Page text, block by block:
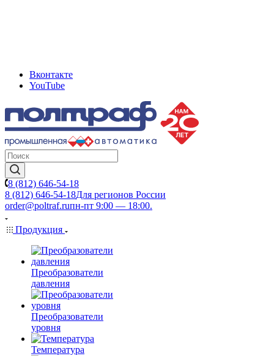
Вконтакте
YouTube
8 (812) 646-54-18
8 (812) 646-54-18Для регионов России
order@poltraf.ruпн-пт 9:00 — 18:00.
Продукция
Преобразователи
давления
Преобразователи
уровня
Температура